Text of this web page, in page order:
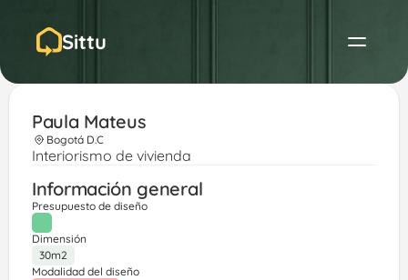
Sittu
Paula Mateus
Bogotá D.C
Interiorismo de vivienda
Información general
Presupuesto de diseño
Dimensión
30m2
Modalidad del diseño